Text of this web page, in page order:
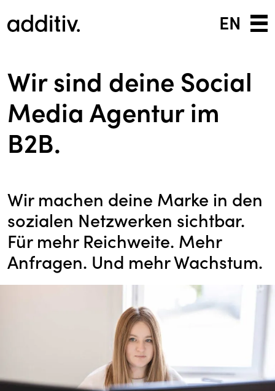
EN
Wir sind deine Social
Media Agentur im
B2B.
Wir machen deine Marke in den
sozialen Netzwerken sichtbar.
Für mehr Reichweite. Mehr
Anfragen. Und mehr Wachstum.